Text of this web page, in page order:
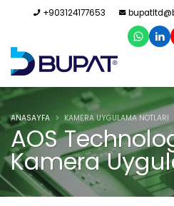
+903124177653
AOS
Kamera
ANASAYFA KAMERA UYGULAMA NOTLARI